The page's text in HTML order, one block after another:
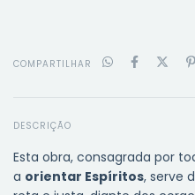
COMPARTILHAR
DESCRIÇÃO
Esta obra, consagrada por
a orientar Espíritos, serve